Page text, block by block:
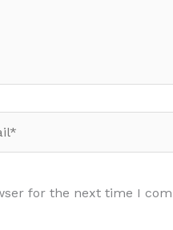
for the next time I